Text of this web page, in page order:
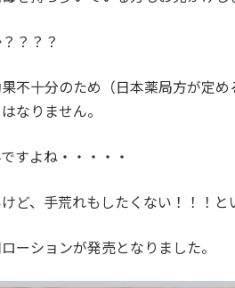
？？？
不十分のため（日本薬局方が定
なりません。
すよね・・・・・
ど、手荒れもしたくない！！！と
ーションが発売となりました。